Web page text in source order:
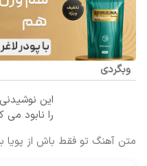
وبگردی
این
را نابود می
متن آهنگ تو فقط باش از پویا